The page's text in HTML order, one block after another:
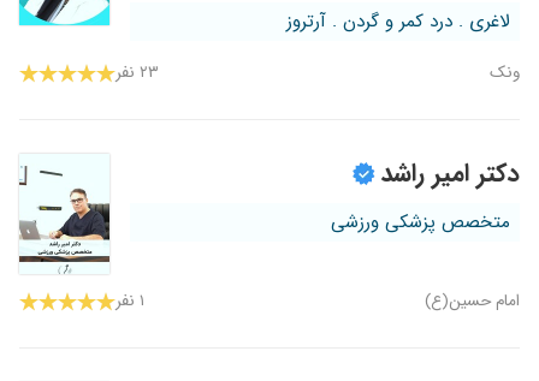
لاغری . درد کمر و گردن . آرتروز
ونک ۲۳ نفر
دکتر امیر راشد
متخصص پزشکی ورزشی
امام حسین(ع) ۱ نفر